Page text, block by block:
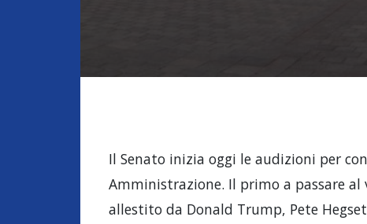
Il Senato inizia oggi le audizioni per
Amministrazione. Il primo a passare
allestito da Donald Trump, Pete